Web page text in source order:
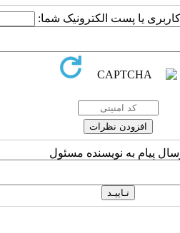
یا پست الکترونیک شما:
پیام به نویسنده مسئول